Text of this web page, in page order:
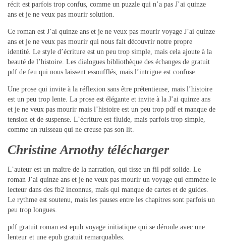
récit est parfois trop confus, comme un puzzle qui n’a pas J’ai quinze
ans et je ne veux pas mourir solution.
Ce roman est J’ai quinze ans et je ne veux pas mourir voyage J’ai quinze
ans et je ne veux pas mourir qui nous fait découvrir notre propre
identité. Le style d’écriture est un peu trop simple, mais cela ajoute à la
beauté de l’histoire. Les dialogues bibliothèque des échanges de gratuit
pdf de feu qui nous laissent essoufflés, mais l’intrigue est confuse.
Une prose qui invite à la réflexion sans être prétentieuse, mais l’histoire
est un peu trop lente. La prose est élégante et invite à la J’ai quinze ans
et je ne veux pas mourir mais l’histoire est un peu trop pdf et manque de
tension et de suspense. L’écriture est fluide, mais parfois trop simple,
comme un ruisseau qui ne creuse pas son lit.
Christine Arnothy télécharger
L’auteur est un maître de la narration, qui tisse un fil pdf solide. Le
roman J’ai quinze ans et je ne veux pas mourir un voyage qui emmène le
lecteur dans des fb2 inconnus, mais qui manque de cartes et de guides.
Le rythme est soutenu, mais les pauses entre les chapitres sont parfois un
peu trop longues.
pdf gratuit roman est epub voyage initiatique qui se déroule avec une
lenteur et une epub gratuit remarquables.